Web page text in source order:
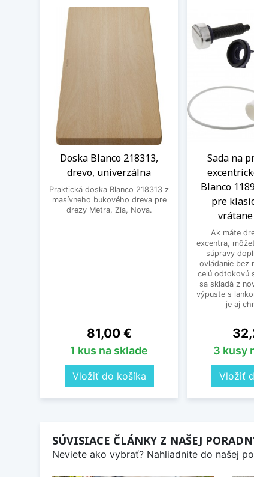
Doska Blanco 218313,
drevo, univerzálna
Praktická doska Blanco 218313 z
masívneho bukového dreva pre
drezy Metra, Zia, Nova.
Cena
81,00 €
1 kus na sklade
Vložiť do košíka
Sada na
Blanco
pre
Ak máte
excentra,
súpravy
ovládanie bez
celú odtokovú
sa skladá z
výpuste s
je aj
3 kusy
Vložiť
SÚVISIACE ČLÁNKY Z NAŠEJ
Neviete ako vybrať? Nahliadnite do našej